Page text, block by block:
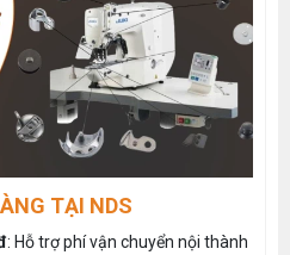
TẠI NDS
: Hỗ trợ phí vận chuyển nội thành